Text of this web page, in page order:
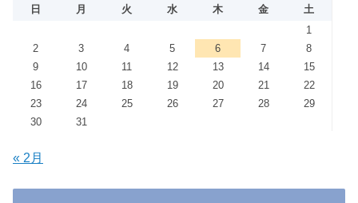
日 月 火 水 木 金
土
1
2
3 4 5 6 7
8
9
10 11 12 13 14
15
16
17 18 19 20 21
22
23
24 25 26 27 28
29
30
31
« 2月